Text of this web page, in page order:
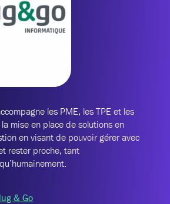
les PME, les TPE et les
mise en place de solutions en
en visant de pouvoir gérer avec
rester proche, tant
& Go